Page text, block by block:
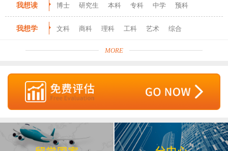
我想读 博士 研究生 本科 专科 中学 预科
我想学 文科 商科 理科 工科 艺术 综合
MORE